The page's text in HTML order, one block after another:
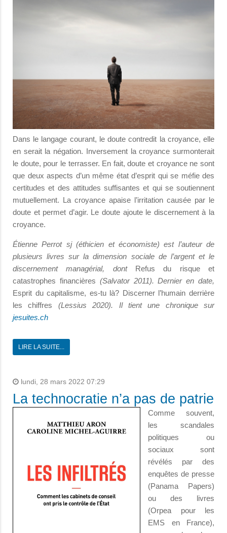
Dans le langage courant, le doute contredit la croyance, elle
en serait la négation. Inversement la croyance surmonterait
le doute, pour le terrasser. En fait, doute et croyance ne sont
que deux aspects d’un même état d’esprit qui se méfie des
certitudes et des attitudes suffisantes et qui se soutiennent
mutuellement. La croyance apaise l’irritation causée par le
doute et permet d’agir. Le doute ajoute le discernement à la
croyance.
Étienne Perrot sj (éthicien et économiste) est l’auteur de
plusieurs livres sur la dimension sociale de l’argent et le
discernement managérial, dont Refus du risque et
catastrophes financières (Salvator 2011). Dernier en date,
Esprit du capitalisme, es-tu là? Discerner l’humain derrière
les chiffres (Lessius 2020). Il tient une chronique sur
jesuites.ch
LIRE LA SUITE...
lundi, 28 mars 2022 07:29
La technocratie n’a pas de patrie
Comme souvent,
les scandales
politiques ou
sociaux sont
révélés par des
enquêtes de presse
(Panama Papers)
ou des livres
(Orpea pour les
EMS en France),